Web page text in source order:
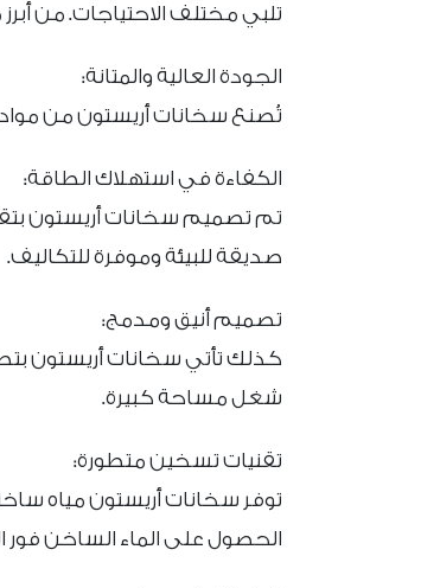
تلبي مختلف الاحتياجات. من
الجودة العالية والمتانة:
تُصنع سخانات أريستون من مواد
الكفاءة في استهلاك الطاقة:
تم تصميم سخانات أريستون
صديقة للبيئة وموفرة للتكاليف.
تصميم أنيق ومدمج:
كذلك تأتي سخانات أريستون
شغل مساحة كبيرة.
تقنيات تسخين متطورة:
توفر سخانات أريستون مياه
الحصول على الماء الساخن فور